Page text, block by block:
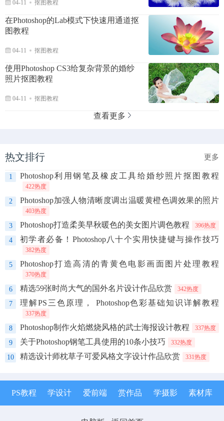
04-11 抠图教程
在Photoshop的Lab模式下快速用通道抠
图教程
04-11 抠图教程
使用Photoshop CS3给复杂背景的婚纱
照片抠图教程
04-11 抠图教程
查看更多
热文排行 更多
1 Photoshop利用钢笔及橡皮工具给婚纱照片抠图教程
422热度
2 Photoshop加强人物清晰度调出温暖黄橙色调效果的照片
403热度
3 Photoshop打造柔美早秋暖色的美女图片调色教程 396热度
4 初学者必备！Photoshop八十个实用快捷键与操作技巧
382热度
5 Photoshop打造高清的青黄色电影画面图片处理教程
370热度
6 精选59张时尚大气的国外名片设计作品欣赏 342热度
7 理解PS三色原理， Photoshop色彩基础知识详解教程
337热度
8 Photoshop制作火焰燃烧风格的武士海报设计教程 337热度
9 关于Photoshop钢笔工具使用的10条小技巧 332热度
10 精选设计师枕草子可爱风格文字设计作品欣赏 331热度
PS教程 学设计 爱前端 赏作品 学摄影 素材库